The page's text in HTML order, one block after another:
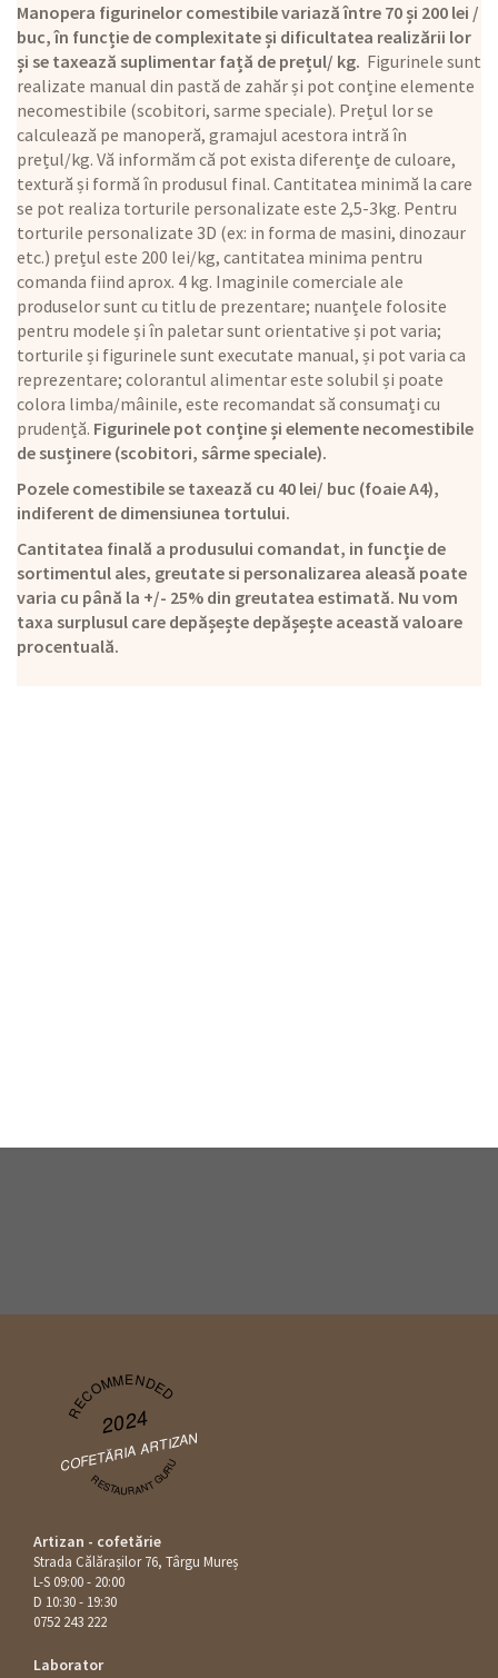
Manopera figurinelor comestibile variază între 70 și 200 lei /
buc, în funcție de complexitate și dificultatea realizării lor
și se taxează suplimentar față de prețul/ kg. Figurinele sunt
realizate manual din pastă de zahăr și pot conține elemente
necomestibile (scobitori, sarme speciale). Prețul lor se
calculează pe manoperă, gramajul acestora intră în
prețul/kg. Vă informăm că pot exista diferențe de culoare,
textură și formă în produsul final. Cantitatea minimă la care
se pot realiza torturile personalizate este 2,5-3kg. Pentru
torturile personalizate 3D (ex: in forma de masini, dinozaur
etc.) prețul este 200 lei/kg, cantitatea minima pentru
comanda fiind aprox. 4 kg. Imaginile comerciale ale
produselor sunt cu titlu de prezentare; nuanțele folosite
pentru modele și în paletar sunt orientative și pot varia;
torturile și figurinele sunt executate manual, și pot varia ca
reprezentare; colorantul alimentar este solubil și poate
colora limba/mâinile, este recomandat să consumați cu
prudență. Figurinele pot conține și elemente necomestibile
de susținere (scobitori, sârme speciale).
Pozele comestibile se taxează cu 40 lei/ buc (foaie A4),
indiferent de dimensiunea tortului.
Cantitatea finală a produsului comandat, in funcție de
sortimentul ales, greutate si personalizarea aleasă poate
varia cu până la +/- 25% din greutatea estimată. Nu vom
taxa surplusul care depășește depășește această valoare
procentuală.
RECOMMENDED
2024
COFETĂRIA ARTIZAN
RESTAURANT GURU
Artizan - cofetărie
Strada Călăraşilor 76, Târgu Mureș
L-S 09:00 - 20:00
D 10:30 - 19:30
0752 243 222
Laborator